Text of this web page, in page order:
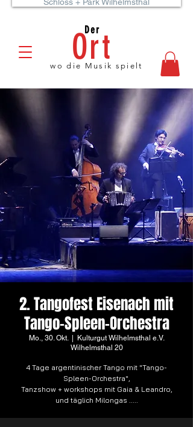
Der
Ort
wo die Musik spielt
2. Tangofest Eisenach mit
Tango-Spleen-Orchestra
Mo., 30. Okt.
  |
Kulturgut Wilhelmsthal e.V.
Wilhelmsthal 20
4 Tage argentinischer Tango mit "Tango-
Spleen-Orchestra",
Tanzshow + workshops mit Gaia & Leandro,
und täglich Milongas .....